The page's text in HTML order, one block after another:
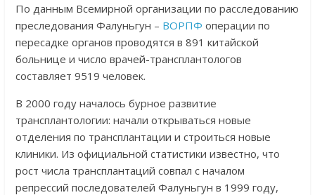
По данным Всемирной организации по расследованию
преследования Фалуньгун – ВОРПФ операции по
пересадке органов проводятся в 891 китайской
больнице и число врачей-трансплантологов
составляет 9519 человек.
В 2000 году началось бурное развитие
трансплантологии: начали открываться новые
отделения по трансплантации и строиться новые
клиники. Из официальной статистики известно, что
рост числа трансплантаций совпал с началом
репрессий последователей Фалуньгун в 1999 году,